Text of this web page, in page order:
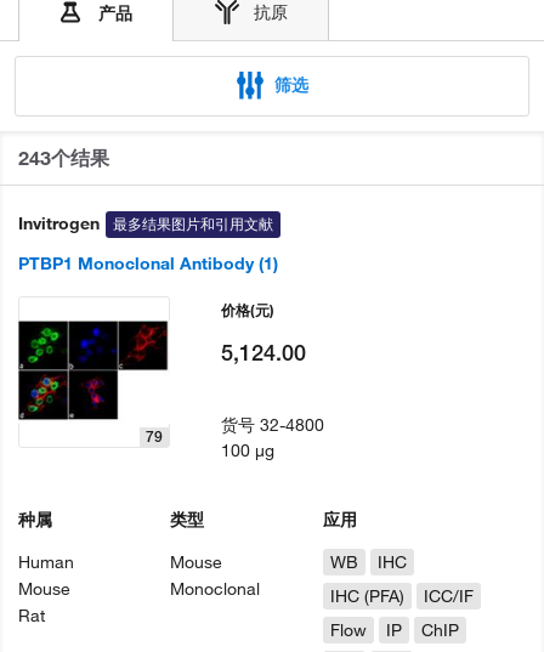
产品 抗原
筛选
243个结果
Invitrogen 最多结果图片和引用文献
PTBP1 Monoclonal Antibody (1)
79
种属
Human
Mouse
Rat
类型
Mouse
Monoclonal
应用
WB
IHC
IHC (PFA)
ICC/IF
Flow
IP
ChIP
价格(元)
5,124.00
货号32-4800
100 µg